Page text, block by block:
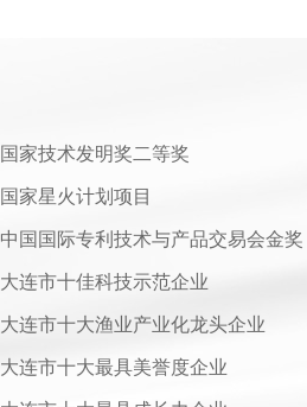
国家技术发明奖二等奖
国家星火计划项目
中国国际专利技术与产品交易会金奖
大连市十佳科技示范企业
大连市十大渔业产业化龙头企业
大连市十大最具美誉度企业